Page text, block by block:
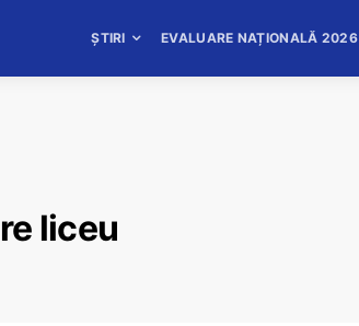
ȘTIRI EVALUARE NAȚIONALĂ 2026
liceu